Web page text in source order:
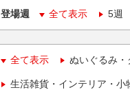
登場週 全て表示 5週
全て表示 ぬいぐるみ・
生活雑貨・インテリア・小